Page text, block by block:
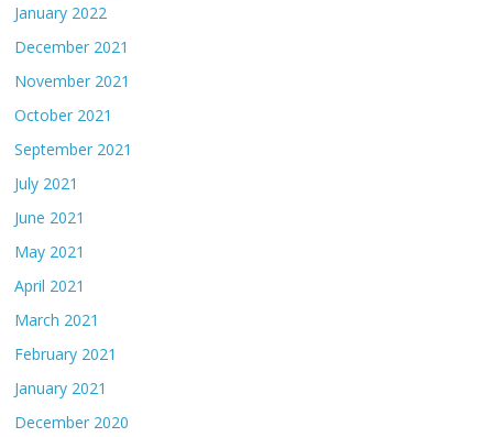
January 2022
December 2021
November 2021
October 2021
September 2021
July 2021
June 2021
May 2021
April 2021
March 2021
February 2021
January 2021
December 2020